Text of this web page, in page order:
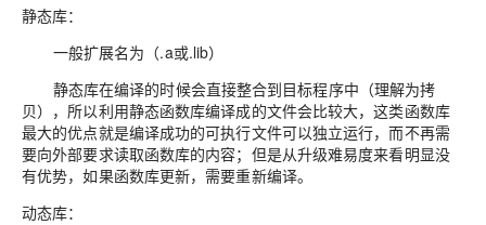
静态库：
一般扩展名为（.a或.lib）
静态库在编译的时候会直接整合到目标程序中（理解为拷
贝），所以利用静态函数库编译成的文件会比较大，这类函数库
最大的优点就是编译成功的可执行文件可以独立运行，而不再需
要向外部要求读取函数库的内容；但是从升级难易度来看明显没
有优势，如果函数库更新，需要重新编译。
动态库：